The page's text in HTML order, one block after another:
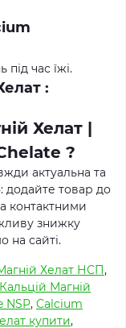
час їжі.
:
Хелат |
?
актуальна та
додайте товар до
контактними
знижку
на сайті.
Хелат НСП,
Кальцій Магній
NSP, Calcium
купити,